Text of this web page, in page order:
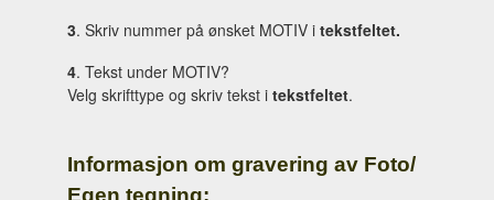
3. Skriv nummer på ønsket MOTIV itekstfeltet.
4. Tekst under MOTIV?
Velg skrifttype og skriv tekst itekstfeltet.
Informasjon om gravering av Foto/
Egen tegning: